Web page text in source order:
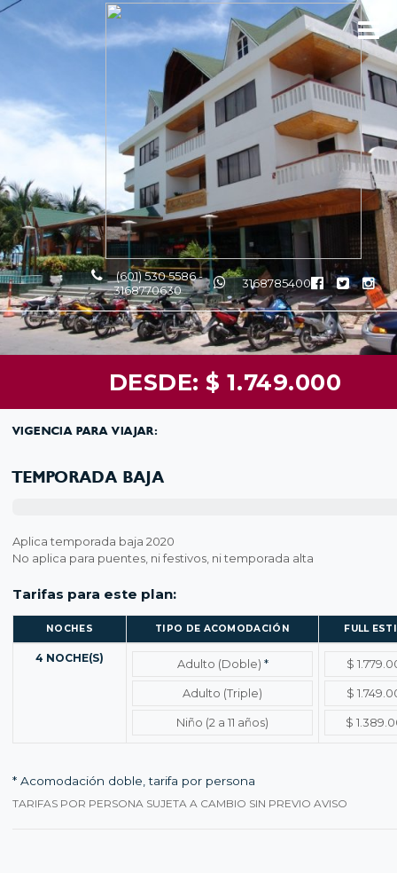
(601) 530 5586 -
3168770630
3168785400
DESDE: $ 1.749.000
VIGENCIA PARA VIAJAR:
TEMPORADA BAJA
Aplica temporada baja 2020
No aplica para puentes, ni festivos, ni temporada alta
Tarifas para este plan:
Temporada baja – Tarifas por noches y tipo de acomodación
NOCHES TIPO DE ACOMODACIÓN FULL
4 NOCHE(S) Adulto (Doble) *
Adulto (Triple)
Niño (2 a 11 años)
$
$
$
* Acomodación doble, tarifa por persona
TARIFAS POR PERSONA SUJETA A CAMBIO SIN PREVIO AVISO